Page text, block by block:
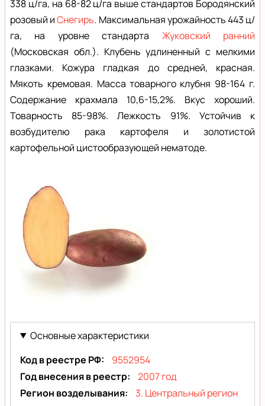
338 ц/га, на 68-82 ц/га выше стандартов Бородянский
розовый иСнегирь. Максимальная урожайность 443 ц/
га, на уровне стандарта Жуковский ранний
(Московская обл.). Клубень удлиненный с мелкими
глазками. Кожура гладкая до средней, красная.
Мякоть кремовая. Масса товарного клубня 98-164 г.
Содержание крахмала 10,6-15,2%. Вкус хороший.
Товарность 85-98%. Лежкость 91%. Устойчив к
возбудителю рака картофеля и золотистой
картофельной цистообразующей нематоде.
(Cherie)
Основные характеристики
Код в реестре РФ
9552954
Год внесения в реестр
2007 год
Регион возделывания
3. Центральный регион